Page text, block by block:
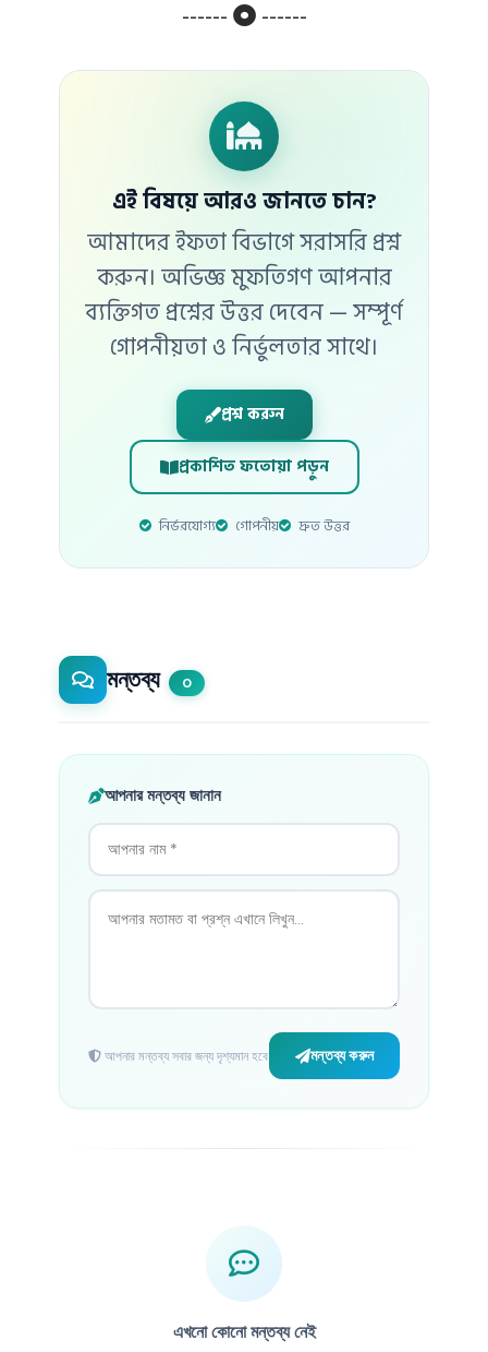
------ ------
এই বিষয়ে আরও জানতে চান?
আমাদের ইফতা বিভাগে সরাসরি প্রশ্ন
করুন। অভিজ্ঞ মুফতিগণ আপনার
ব্যক্তিগত প্রশ্নের উত্তর দেবেন — সম্পূর্ণ
গোপনীয়তা ও নির্ভুলতার সাথে।
প্রশ্ন করুন
প্রকাশিত ফতোয়া পড়ুন
নির্ভরযোগ্য গোপনীয় দ্রুত উত্তর
মন্তব্য 0
আপনার মন্তব্য জানান
আপনার মন্তব্য সবার জন্য দৃশ্যমান হবে মন্তব্য করুন
এখনো কোনো মন্তব্য নেই